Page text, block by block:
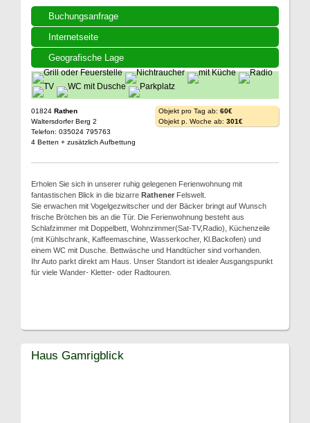
Buchungsanfrage
Internetseite
Geografische Lage
01824 Rathen
Waltersdorfer Berg 2
Telefon: 035024 795763
4 Betten + zusätzlich Aufbettung
Objekt pro Tag ab: 60€
Objekt p. Woche ab: 301€
Erholen Sie sich in unserer ruhig gelegenen Ferienwohnung mit
fantastischen Blick in die bizarre Rathener Felswelt.
Sie erwachen mit Vogelgezwitscher und der Bäcker bringt auf Wunsch
frische Brötchen bis an die Tür. Die Ferienwohnung besteht aus
Schlafzimmer mit Doppelbett, Wohnzimmer(Sat-TV,Radio), Küchenzeile
(mit Kühlschrank, Kaffeemaschine, Wasserkocher, Kl.Backofen) und
einem WC mit Dusche. Bettwäsche und Handtücher sind vorhanden.
Ihr Auto parkt direkt am Haus. Unser Standort ist idealer Ausgangspunkt
für viele Wander- Kletter- oder Radtouren.
Haus Gamrigblick